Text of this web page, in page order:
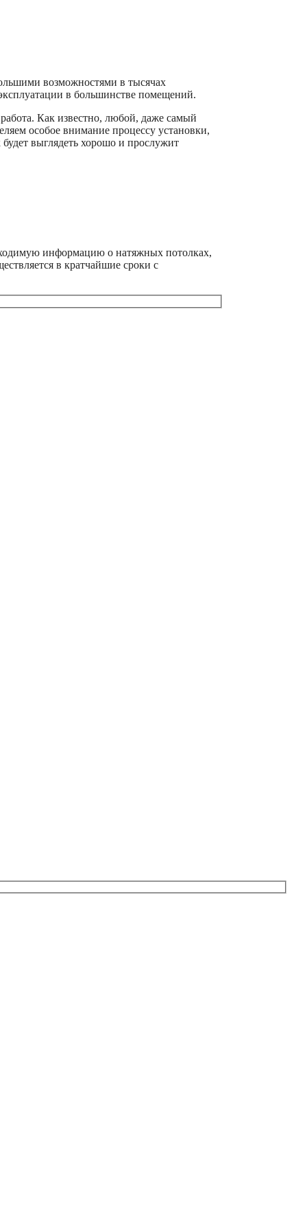
возможностями в тысячах
в большинстве помещений.
Как известно, любой, даже самый
особое внимание процессу установки,
выглядеть хорошо и прослужит
информацию о натяжных потолках,
в кратчайшие сроки с